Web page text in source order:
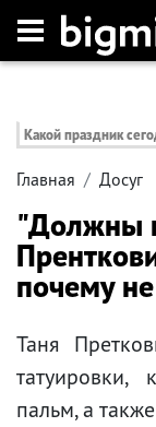
Какой праздник
Главная Досуг
"Должны
почему
Таня
пальм, а